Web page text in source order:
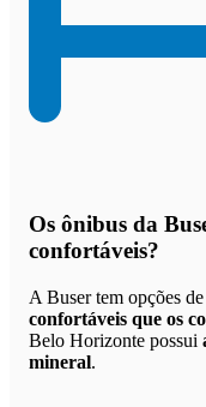
Os ônibus da
confortáveis?
A Buser tem opções
confortáveis que os
Belo Horizonte possui
mineral.